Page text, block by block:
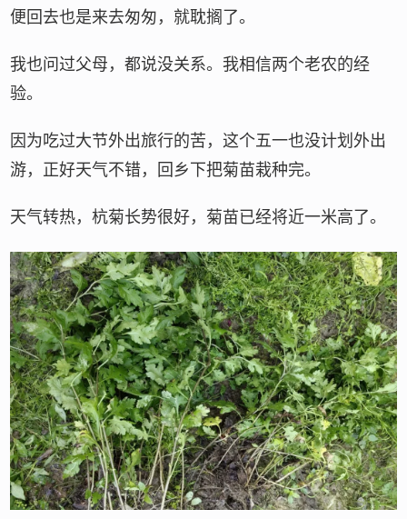
便回去也是来去匆匆，就耽搁了。
我也问过父母，都说没关系。我相信两个老农的经
验。
因为吃过大节外出旅行的苦，这个五一也没计划外出
游，正好天气不错，回乡下把菊苗栽种完。
天气转热，杭菊长势很好，菊苗已经将近一米高了。